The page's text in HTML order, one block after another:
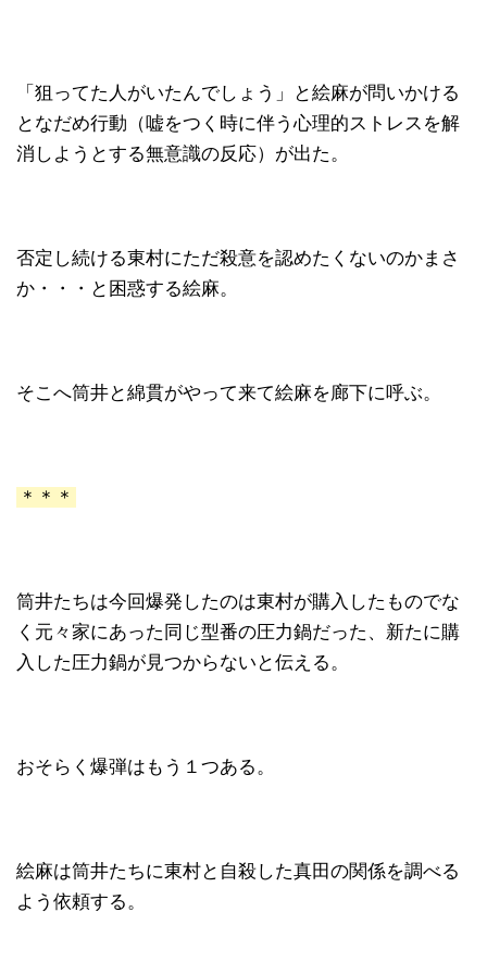
「狙ってた人がいたんでしょう」と絵麻が問いかける
となだめ行動（嘘をつく時に伴う心理的ストレスを解
消しようとする無意識の反応）が出た。
否定し続ける東村にただ殺意を認めたくないのかまさ
か・・・と困惑する絵麻。
そこへ筒井と綿貫がやって来て絵麻を廊下に呼ぶ。
＊＊＊
筒井たちは今回爆発したのは東村が購入したものでな
く元々家にあった同じ型番の圧力鍋だった、新たに購
入した圧力鍋が見つからないと伝える。
おそらく爆弾はもう１つある。
絵麻は筒井たちに東村と自殺した真田の関係を調べる
よう依頼する。